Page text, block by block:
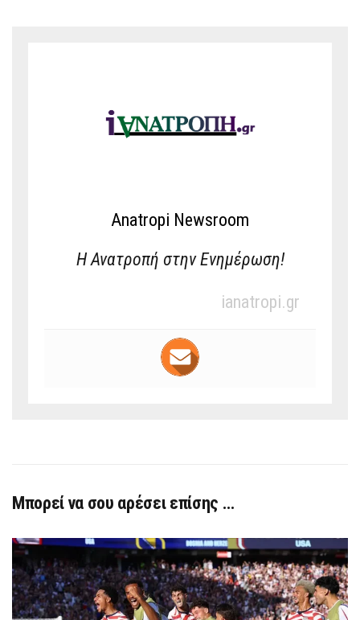
Anatropi Newsroom
Η Ανατροπή στην Ενημέρωση!
ianatropi.gr
Μπορεί να σου αρέσει επίσης …